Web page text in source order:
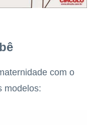
com o
modelos: